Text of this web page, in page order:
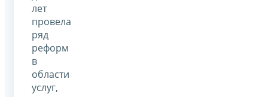
лет
провела
ряд
реформ
в
области
услуг,